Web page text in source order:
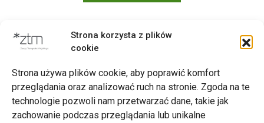
Strona korzysta z plików
cookie
Strona używa plików cookie, aby poprawić komfort
przeglądania oraz analizować ruch na stronie. Zgoda na te
technologie pozwoli nam przetwarzać dane, takie jak
zachowanie podczas przeglądania lub unikalne
Zarząd Transportu Miejskiego w Poznaniu